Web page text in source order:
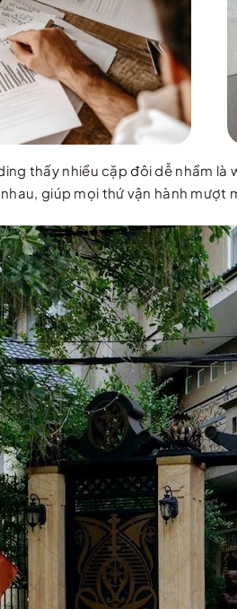
thấy nhiều cặp đôi dễ nhầm
giúp mọi thứ vận hành